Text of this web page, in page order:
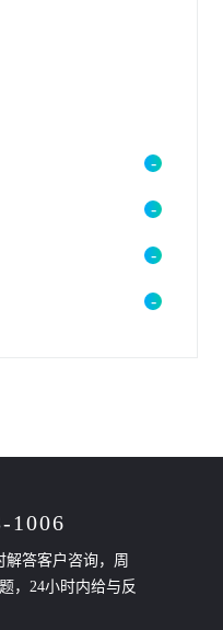
1006
解答客户咨询，周
，24小时内给与反